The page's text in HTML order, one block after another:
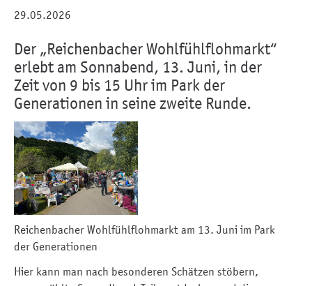
29.05.2026
Der „Reichenbacher Wohlfühlflohmarkt“
erlebt am Sonnabend, 13. Juni, in der
Zeit von 9 bis 15 Uhr im Park der
Generationen in seine zweite Runde.
Reichenbacher Wohlfühlflohmarkt am 13. Juni im Park
der Generationen
Hier kann man nach besonderen Schätzen stöbern,